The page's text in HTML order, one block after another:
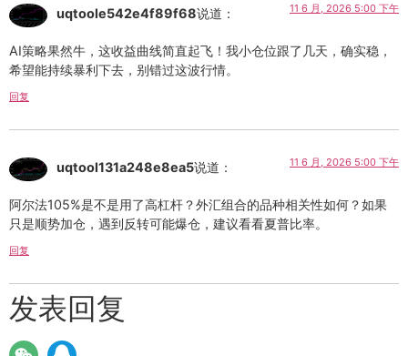
uqtoole542e4f89f68说道： 11 6 月, 2026 5:00 下午
AI策略果然牛，这收益曲线简直起飞！我小仓位跟了几天，确实稳，
希望能持续暴利下去，别错过这波行情。
回复
uqtool131a248e8ea5说道： 11 6 月, 2026 5:00 下午
阿尔法105%是不是用了高杠杆？外汇组合的品种相关性如何？如果
只是顺势加仓，遇到反转可能爆仓，建议看看夏普比率。
回复
发表回复